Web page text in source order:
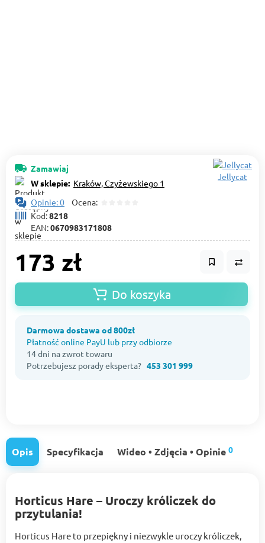
Zamawiaj
W sklepie: Kraków, Czyżewskiego 1
Opinie: 0 Ocena:
Kod:8218
EAN:0670983171808
Jellycat
173 zł
Do koszyka
Darmowa dostawa od 800zł
Płatność online PayU lub przy odbiorze
14 dni na zwrot towaru
Potrzebujesz porady eksperta? 453 301 999
Opis Specyfikacja Wideo • Zdjęcia • Opinie 0
Horticus Hare – Uroczy króliczek do
przytulania!
Horticus Hare to przepiękny i niezwykle uroczy króliczek,